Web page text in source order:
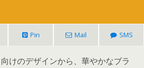
Pin Mail SMS
けのデザインから、華やかなブラ